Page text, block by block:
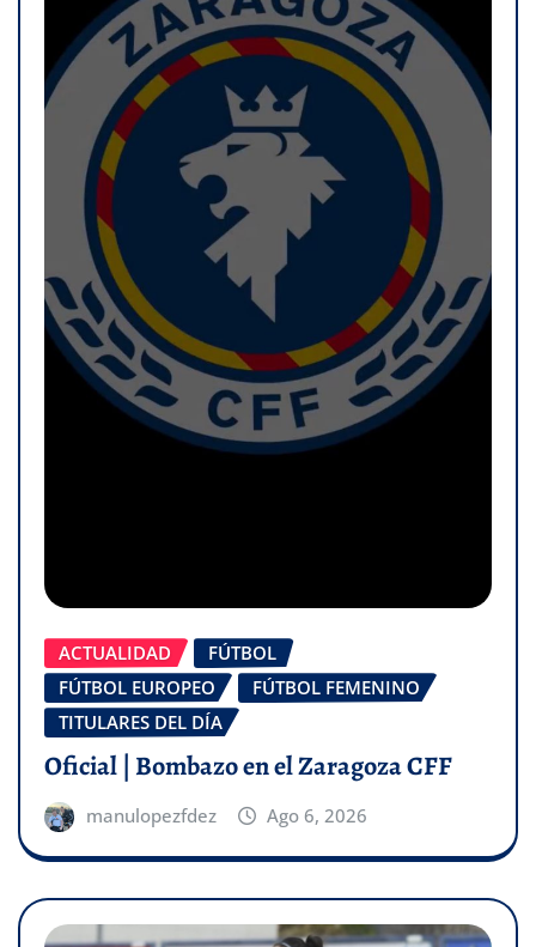
ACTUALIDAD
FÚTBOL
FÚTBOL EUROPEO
FÚTBOL FEMENINO
TITULARES DEL DÍA
Oficial | Bombazo en el Zaragoza CFF
manulopezfdez Ago 6, 2026